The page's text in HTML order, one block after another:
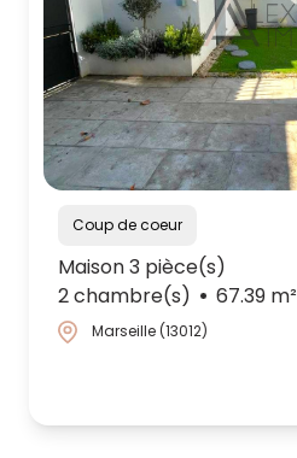
Coup de coeur
Maison 3 pièce(s)
2 chambre(s)
67.39 m²
Marseille (13012)